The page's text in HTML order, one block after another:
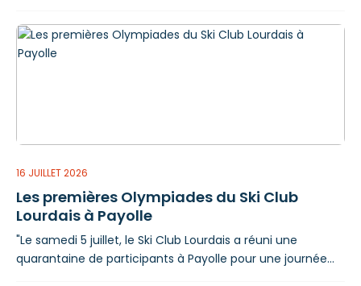
Europe - Villes Sanctuaires d'Europe, dont Lourdes est
membre aux côtés d'Ourém-Fatima, Częstochowa,
Lorette, Mariazell, Altötting et Einsiedeln. C'est le maire,
16 JUILLET 2026
Les premières Olympiades du Ski Club
Lourdais à Payolle
"Le samedi 5 juillet, le Ski Club Lourdais a réuni une
quarantaine de participants à Payolle pour une journée